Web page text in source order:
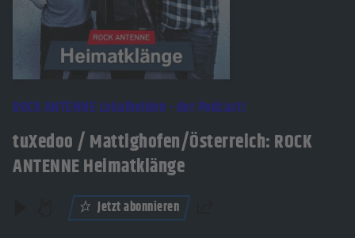
ROCK ANTENNE Lokalhelden - der Podcast!
tuXedoo / Mattighofen/Österreich: ROCK
ANTENNE Heimatklänge
Jetzt abonnieren